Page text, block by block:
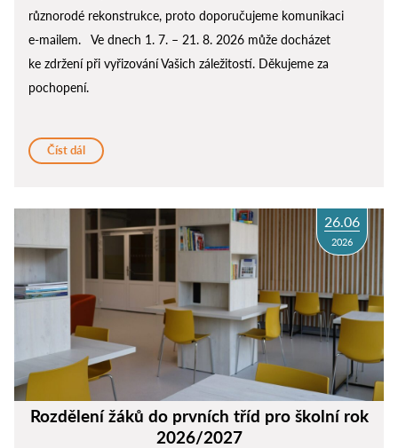
různorodé rekonstrukce, proto doporučujeme komunikaci
e-mailem. Ve dnech 1. 7. – 21. 8. 2026 může docházet
ke zdržení při vyřizování Vašich záležitostí. Děkujeme za
pochopení.
Číst dál
26.06
2026
Rozdělení žáků do prvních tříd pro školní rok
2026/2027